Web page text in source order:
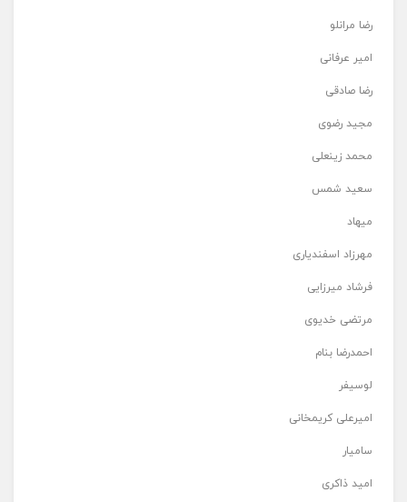
رضا مرانلو
امیر عرفانی
رضا صادقی
مجید رضوی
محمد زینعلی
سعید شمس
میهاد
مهرزاد اسفندیاری
فرشاد میرزایی
مرتضی خدیوی
احمدرضا بنام
لوسیفر
امیرعلی کریمخانی
سامیار
امید ذاکری